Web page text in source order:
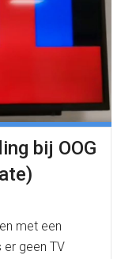
bij OOG
met een
geen TV